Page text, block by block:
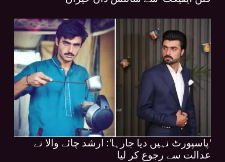
'پاسپورٹ نہیں دیا جارہا': ارشد چائے والا نے
عدالت سے رجوع کر لیا